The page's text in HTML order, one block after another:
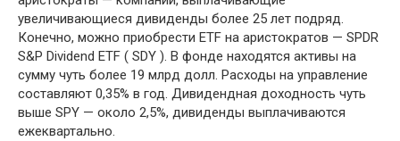
увеличивающиеся дивиденды более 25 лет подряд.
Конечно, можно приобрести ETF на аристократов — SPDR
S&P Dividend ETF ( SDY ). В фонде находятся активы на
сумму чуть более 19 млрд долл. Расходы на управление
составляют 0,35% в год. Дивидендная доходность чуть
выше SPY — около 2,5%, дивиденды выплачиваются
ежеквартально.